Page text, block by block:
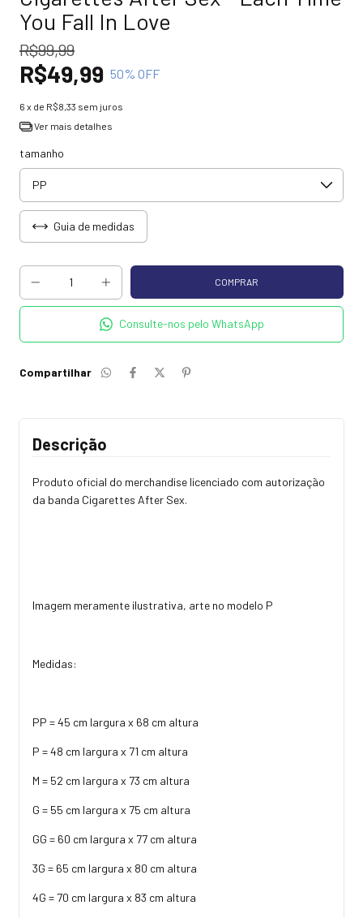
You Fall In Love
R$99,99
R$49,99 50% OFF
6 x de R$8,33 sem juros
Ver mais detalhes
tamanho
Guia de medidas
Consulte-nos pelo WhatsApp
Compartilhar
Descrição
Produto oficial do merchandise licenciado com autorização
da banda Cigarettes After Sex.
Imagem meramente ilustrativa, arte no modelo P
Medidas:
PP = 45 cm largura x 68 cm altura
P = 48 cm largura x 71 cm altura
M = 52 cm largura x 73 cm altura
G = 55 cm largura x 75 cm altura
GG = 60 cm largura x 77 cm altura
3G = 65 cm largura x 80 cm altura
4G = 70 cm largura x 83 cm altura